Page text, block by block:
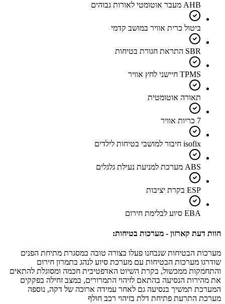
AHB מעבר אוטומטי לאורות גבוהים
ביטול כרית אוויר במושב קדמי
SBR התראת חגורת בטיחות
TPMS חיישני לחץ אוויר
תאורה אוטומטית
7 כריות אוויר
isofix חיבור למושבי בטיחות לילדים
ABS מערכת למניעת נעילת גלגלים
ESP בקרת יציבות
EBA סיוע לבלימת חירום
חוות דעת קארזון - מערכות בטיחות:
מערכות הבטיחות שנבחנו פעלו בצורה טובה במסגרת מתיחת הפנים
שודרגו מערכות הבטיחות עם מערכת סיוע לנהג בתמרון חירום
והתחמקות ממכשול, בקרת השיוט האדפטיבית חכמה ומסוגלת להתאים
את מהירות הנסיעה בהתאם לזיהוי התמרורים, במצב זחילה בפקקים
המערכת תמשיך בנסיעה גם לאחר עמידה ארוכה של דקה, נוספה
מערכת התרעת פתיחת דלת בזיהוי רכב חולף